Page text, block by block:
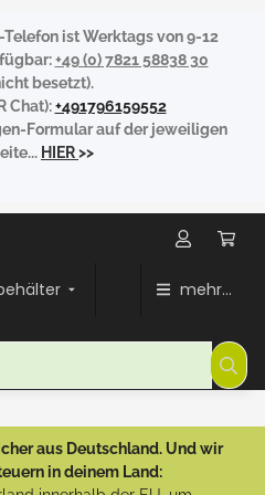
Telefon ist Werktags von 9-12
+49 (0) 7821 58838 30
besetzt).
Chat):+491796159552
Formular auf der jeweiligen
HIER>>
mehr...
aus Deutschland. Und wir
in deinem Land: